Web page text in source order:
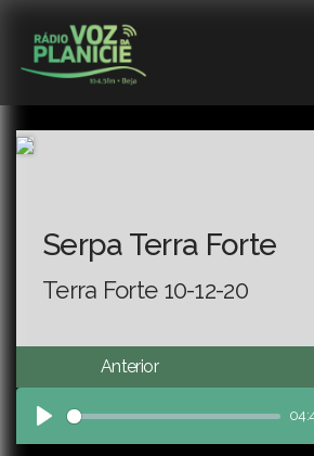
Serpa Terra Forte
Terra Forte 10-12-20
Anterior
Play